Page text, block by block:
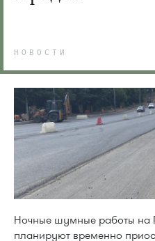
НОВОСТИ
Ночные шумные работы на
планируют временно